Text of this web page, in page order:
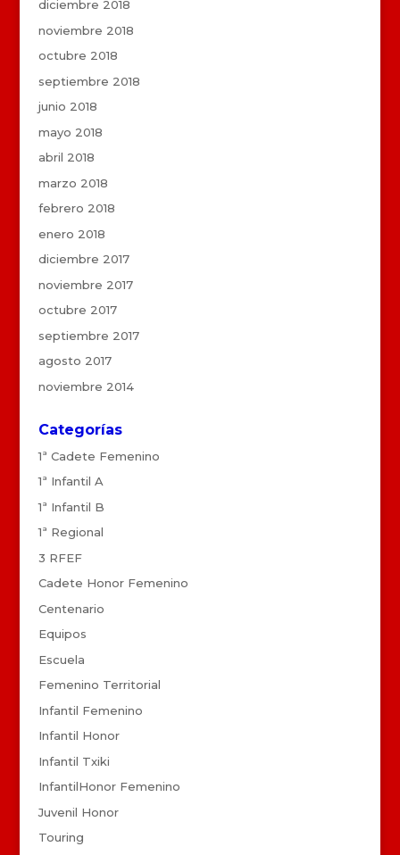
diciembre 2018
noviembre 2018
octubre 2018
septiembre 2018
junio 2018
mayo 2018
abril 2018
marzo 2018
febrero 2018
enero 2018
diciembre 2017
noviembre 2017
octubre 2017
septiembre 2017
agosto 2017
noviembre 2014
Categorías
1ª Cadete Femenino
1ª Infantil A
1ª Infantil B
1ª Regional
3 RFEF
Cadete Honor Femenino
Centenario
Equipos
Escuela
Femenino Territorial
Infantil Femenino
Infantil Honor
Infantil Txiki
InfantilHonor Femenino
Juvenil Honor
Touring